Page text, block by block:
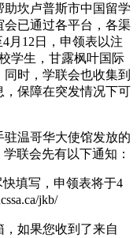
坎卢普斯市中国留学
已通过各平台，各渠
月12日，申领表以注
学生，甘露枫叶国际
时，学联会也收集到
保障在突发情况下可
温哥华大使馆发放的
联会先有以下通知：
填写，申领表将于4
jkb/
如果您收到了来自